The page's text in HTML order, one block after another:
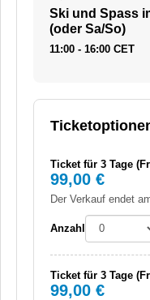
Ski und Spass
(oder Sa/So)
11:00 - 16:00 CET
Ticket für 3 Tage
99,00 €
Der Verkauf endet
Anzahl
Ticket für 3 Tage
99,00 €